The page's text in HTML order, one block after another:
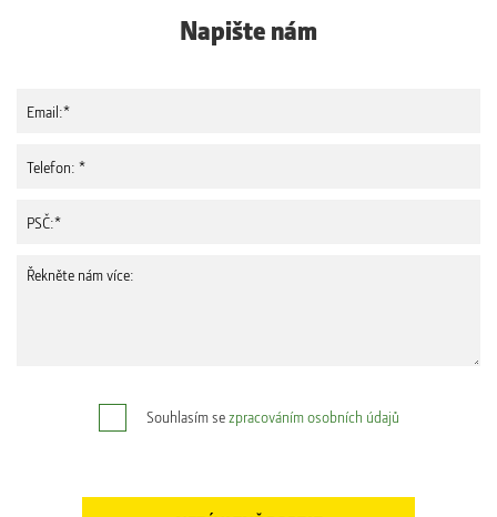
Napište nám
Souhlasím sezpracováním osobních údajů